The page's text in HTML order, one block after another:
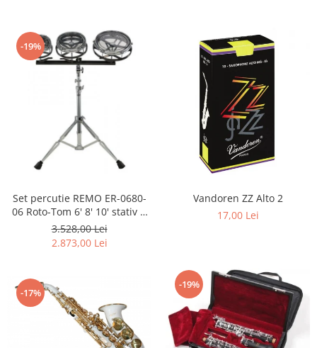
-19%
Set percutie REMO ER-0680-
06 Roto-Tom 6' 8' 10' stativ &
bete incluse
3.528,00 Lei
2.873,00 Lei
Vandoren ZZ Alto 2
17,00 Lei
-17%
-19%